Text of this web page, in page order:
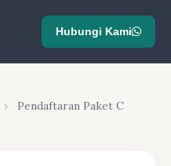
Hubungi Kami
›
Pendaftaran Paket C